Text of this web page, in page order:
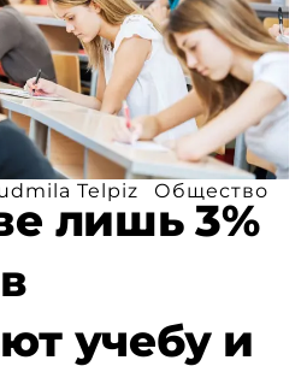
Telpiz Общество
лишь 3%
учебу и